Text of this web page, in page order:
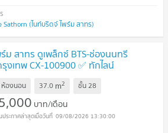
(ไนท์บริดจ์ ไพร์ม สาทร)
ม สาทร ดูเพล็กซ์ BTS-ช่องนนทรี
งเทพ CX-100900 ✅ ทักไลน์
ทันที ทีมงานมืออาชีพ ✅
ห้องนอน 37.0 m2 ชั้น28
บาท/เดือน
09/08/2026 13:30:00